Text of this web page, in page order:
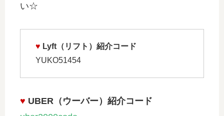
い☆
♥ Lyft（リフト）紹介コード
YUKO51454
♥ UBER（ウーバー）紹介コード